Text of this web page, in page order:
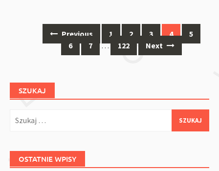
navigation
Previous 1 2 3 4
5
6
7 … 122 Next
SZUKAJ
OSTATNIE WPISY